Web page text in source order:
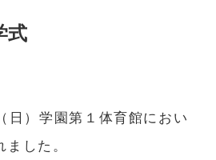
式
日）学園第１体育館におい
した。